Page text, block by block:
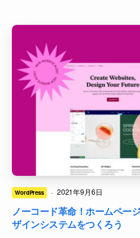
WordPress · 2021年9月6日
ノーコード革命！ホームペー
ザインシステムをつくろう